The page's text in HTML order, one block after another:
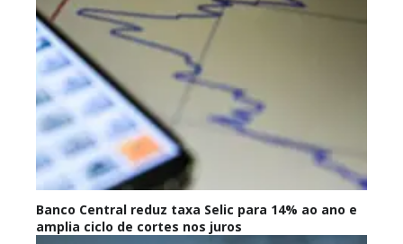
Banco Central reduz taxa Selic para 14% ao ano e
amplia ciclo de cortes nos juros